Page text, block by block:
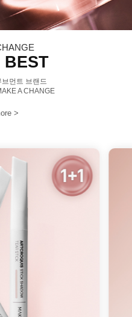
BEST
먼트 브랜드
A CHANGE
>